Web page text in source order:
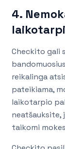
4.
Checkito gali
reikalinga
pateikiama,
laikotarpio
neatšauksite,
taikomi